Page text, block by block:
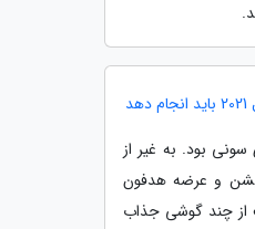
سونی بود. به غیر از
و عرضه هدفون
از چند گوشی جذاب